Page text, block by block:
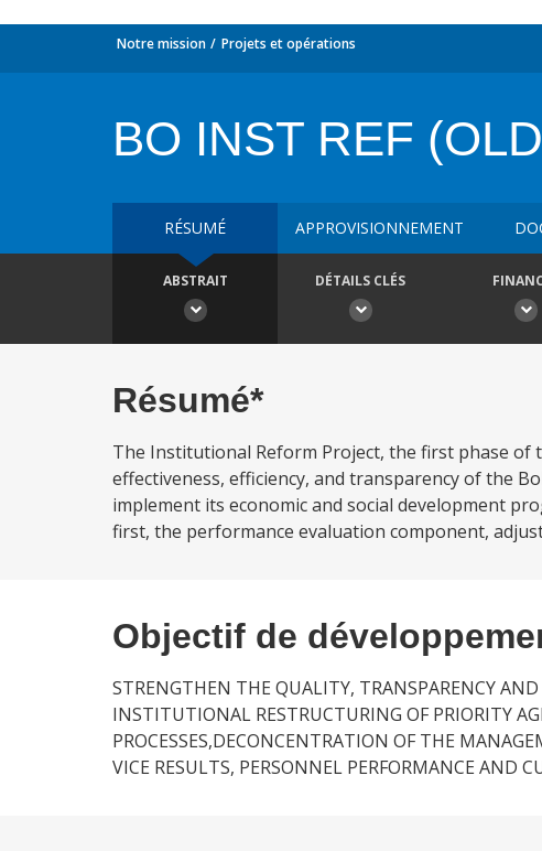
Notre mission Projets et opérations
BO INST REF
RÉSUMÉ APPROVISIONNEMENT
ABSTRAIT DÉTAILS CLÉS
Résumé*
The Institutional Reform Project, the first phase of
effectiveness, efficiency, and transparency of the
implement its economic and social development
first, the performance evaluation component,
Objectif de
STRENGTHEN THE QUALITY, TRANSPARENCY
INSTITUTIONAL RESTRUCTURING OF PRIORITY
PROCESSES,DECONCENTRATION OF THE
VICE RESULTS, PERSONNEL PERFORMANCE AND